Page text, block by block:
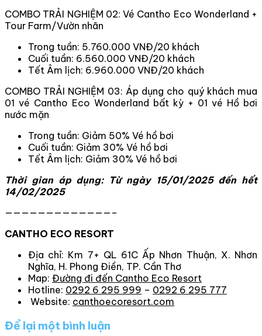
COMBO TRẢI NGHIỆM 02: Vé Cantho Eco Wonderland +
Tour Farm/Vườn nhãn
Trong tuần: 5.760.000 VNĐ/20 khách
Cuối tuần: 6.560.000 VNĐ/20 khách
Tết Âm lịch: 6.960.000 VNĐ/20 khách
COMBO TRẢI NGHIỆM 03: Áp dụng cho quý khách mua
01 vé Cantho Eco Wonderland bất kỳ + 01 vé Hồ bơi
nước mặn
Trong tuần: Giảm 50% Vé hồ bơi
Cuối tuần: Giảm 30% Vé hồ bơi
Tết Âm lịch: Giảm 30% Vé hồ bơi
Thời gian áp dụng: Từ ngày 15/01/2025 đến hết
14/02/2025
—————————————–
CANTHO ECO RESORT
Địa chỉ: Km 7+ QL 61C Ấp Nhơn Thuận, X. Nhơn
Nghĩa, H. Phong Điền, TP. Cần Thơ
Map: Đường đi đến Cantho Eco Resort
Hotline: 0292 6 295 999 – 0292 6 295 777
Website: canthoecoresort.com
Để lại một bình luận